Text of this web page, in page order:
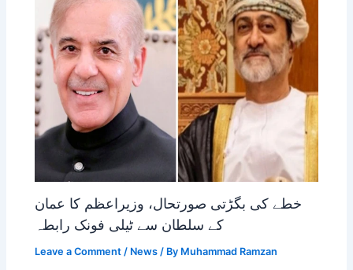
خطے کی بگڑتی صورتحال، وزیراعظم کا عمان
کے سلطان سے ٹیلی فونک رابطہ
Leave a Comment / News / By Muhammad Ramzan